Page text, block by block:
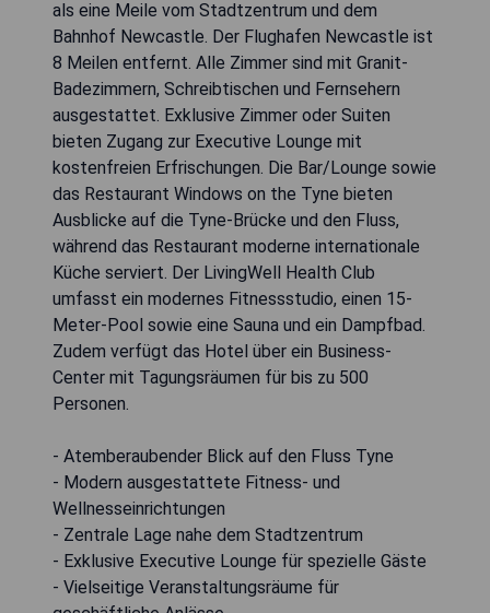
als eine Meile vom Stadtzentrum und dem
Bahnhof Newcastle. Der Flughafen Newcastle ist
8 Meilen entfernt. Alle Zimmer sind mit Granit-
Badezimmern, Schreibtischen und Fernsehern
ausgestattet. Exklusive Zimmer oder Suiten
bieten Zugang zur Executive Lounge mit
kostenfreien Erfrischungen. Die Bar/Lounge sowie
das Restaurant Windows on the Tyne bieten
Ausblicke auf die Tyne-Brücke und den Fluss,
während das Restaurant moderne internationale
Küche serviert. Der LivingWell Health Club
umfasst ein modernes Fitnessstudio, einen 15-
Meter-Pool sowie eine Sauna und ein Dampfbad.
Zudem verfügt das Hotel über ein Business-
Center mit Tagungsräumen für bis zu 500
Personen.
- Atemberaubender Blick auf den Fluss Tyne
- Modern ausgestattete Fitness- und
Wellnesseinrichtungen
- Zentrale Lage nahe dem Stadtzentrum
- Exklusive Executive Lounge für spezielle Gäste
- Vielseitige Veranstaltungsräume für